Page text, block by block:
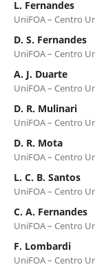
L. Fernandes
UniFOA – Centro
D. S. Fernandes
UniFOA – Centro
A. J. Duarte
UniFOA – Centro
D. R. Mulinari
UniFOA – Centro
D. R. Mota
UniFOA – Centro
L. C. B. Santos
UniFOA – Centro
C. A. Fernandes
UniFOA – Centro
F. Lombardi
UniFOA – Centro